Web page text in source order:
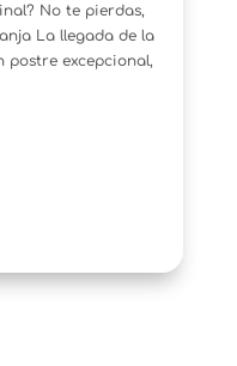
No te pierdas,
La llegada de la
postre excepcional,